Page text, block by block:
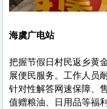
海虞广电站
把握节假日村民返乡黄
展便民服务。工作人员
针对性解答网速保障、
值赠粮油、日用品等福